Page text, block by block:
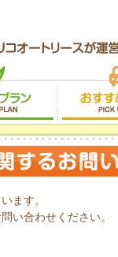
ます。
い合わせください。